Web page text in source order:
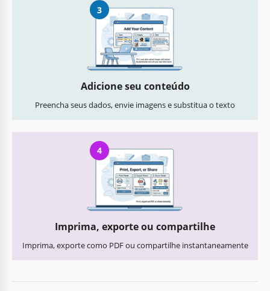
3
Adicione seu conteúdo
Preencha seus dados, envie imagens e substitua o texto
4
Imprima, exporte ou compartilhe
Imprima, exporte como PDF ou compartilhe instantaneamente